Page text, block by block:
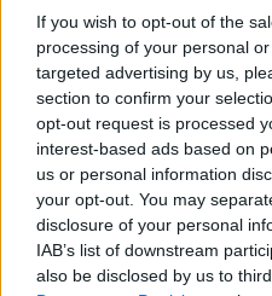
If you wish to opt-out of the
processing of your personal
targeted advertising by us,
section to confirm your
opt-out request is processed
interest-based ads based on
us or personal information
your opt-out. You may
disclosure of your personal
IAB’s list of downstream
also be disclosed by us to
Sorodno
Več iz kategorije Družba
Vročina
vozil
6. avgust 2026
Sušne